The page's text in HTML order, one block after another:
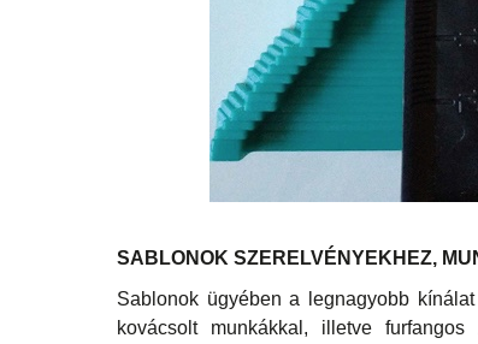
SABLONOK SZERELVÉNYEKHEZ,
Sablonok ügyében a legnagyobb
kovácsolt munkákkal, illetve